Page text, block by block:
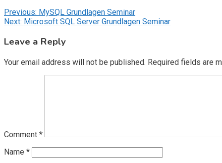
Post
navigation
Previous: MySQL Grundlagen Seminar
Next: Microsoft SQL Server Grundlagen Seminar
Leave a Reply
Your email address will not be published. Required fields are
Comment *
Name *